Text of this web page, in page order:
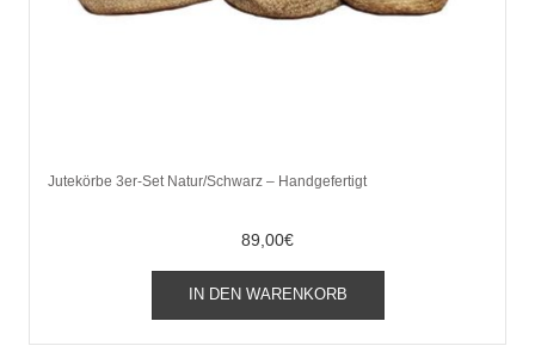
Jutekörbe 3er-Set Natur/Schwarz – Handgefertigt
89,00€
IN DEN WARENKORB